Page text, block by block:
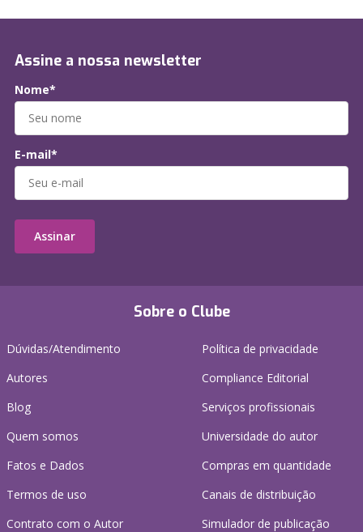
Sobre o Clube
Dúvidas/Atendimento
Autores
Blog
Quem somos
Fatos e Dados
Termos de uso
Contrato com o Autor
Política de privacidade
Compliance Editorial
Serviços profissionais
Universidade do autor
Compras em quantidade
Canais de distribuição
Simulador de publicação
Assine a nossa newsletter
Nome*
E-mail*
Assinar